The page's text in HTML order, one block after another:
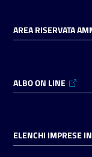
in
digitale
on line
AREA RISERVATA
ALBO ON LINE
ELENCHI IMPRESE